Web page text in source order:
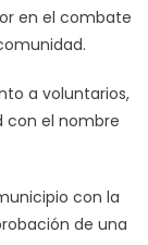
en el combate
a voluntarios,
con el nombre
con la
de una